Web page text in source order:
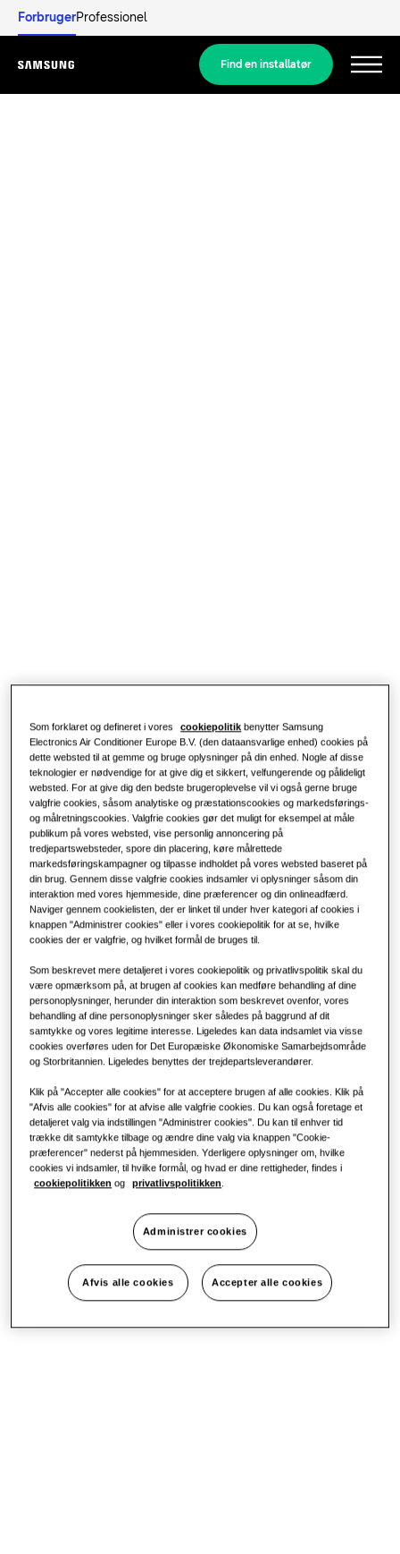
ForbrugerProfessionel
Menu
Find en installatør
Hoteller
Detail
Restaurant
Kontor
Bæredygtighed
One Samsung
Fjernbetjeninger
Som forklaret og defineret i vores cookiepolitik benytter Samsung
Electronics Air Conditioner Europe B.V. (den dataansvarlige enhed) cookies på
dette websted til at gemme og bruge oplysninger på din enhed. Nogle af disse
teknologier er nødvendige for at give dig et sikkert, velfungerende og pålideligt
websted. For at give dig den bedste brugeroplevelse vil vi også gerne bruge
valgfrie cookies, såsom analytiske og præstationscookies og markedsførings-
og målretningscookies. Valgfrie cookies gør det muligt for eksempel at måle
publikum på vores websted, vise personlig annoncering på
tredjepartswebsteder, spore din placering, køre målrettede
markedsføringskampagner og tilpasse indholdet på vores websted baseret på
din brug. Gennem disse valgfrie cookies indsamler vi oplysninger såsom din
interaktion med vores hjemmeside, dine præferencer og din onlineadfærd.
Naviger gennem cookielisten, der er linket til under hver kategori af cookies i
knappen "Administrer cookies" eller i vores cookiepolitik for at se, hvilke
cookies der er valgfrie, og hvilket formål de bruges til.
Som beskrevet mere detaljeret i vores cookiepolitik og privatlivspolitik skal du
være opmærksom på, at brugen af cookies kan medføre behandling af dine
personoplysninger, herunder din interaktion som beskrevet ovenfor, vores
behandling af dine personoplysninger sker således på baggrund af dit
samtykke og vores legitime interesse. Ligeledes kan data indsamlet via visse
cookies overføres uden for Det Europæiske Økonomiske Samarbejdsområde
og Storbritannien. Ligeledes benyttes der trejdepartsleverandører.
Klik på "Accepter alle cookies" for at acceptere brugen af alle cookies. Klik på
"Afvis alle cookies" for at afvise alle valgfrie cookies. Du kan også foretage et
detaljeret valg via indstillingen "Administrer cookies". Du kan til enhver tid
trække dit samtykke tilbage og ændre dine valg via knappen "Cookie-
præferencer" nederst på hjemmesiden. Yderligere oplysninger om, hvilke
cookies vi indsamler, til hvilke formål, og hvad er dine rettigheder, findes i
cookiepolitikken og privatlivspolitikken.
Administrer cookies
Afvis alle cookies Accepter alle cookies